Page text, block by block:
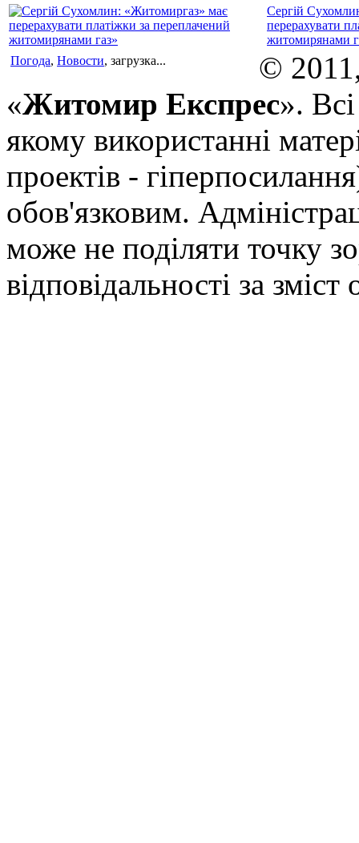
Сергій
перерахувати
житомирянами
Погода, Новости, загрузка...
©
«Житомир Експрес».
якому використанні
проектів -
обов'язковим.
може не поділяти точку
відповідальності за